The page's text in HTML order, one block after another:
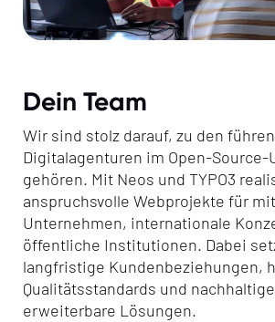
Dein Team
Wir sind stolz darauf, zu den
Digitalagenturen im Open-Source-
gehören. Mit Neos und TYPO3
anspruchsvolle Webprojekte für
Unternehmen, internationale
öffentliche Institutionen. Dabei
langfristige Kundenbeziehungen,
Qualitätsstandards und
erweiterbare Lösungen.